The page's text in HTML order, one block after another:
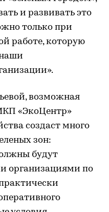
и развивать это
только при
работе, которую
возможная
«ЭкоЦентр»
создаст много
зон:
будут
организациями по